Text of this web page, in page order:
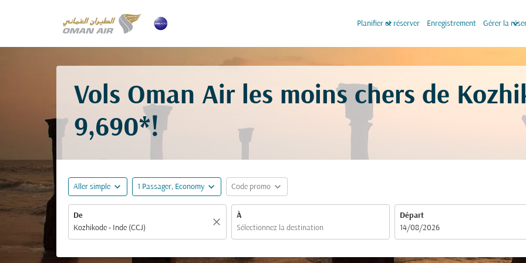
Planifier et réserver
keyboard_arrow_down Enregistrement Gérer la keyboard_arrow_down
Vols Oman Air les moins chers de
9,690*!
Aller simple expand_more 1 Passager, Economy expand_more Code promo expand_more
De
close
À
Départ
fc-booking-departure-date-aria-label
14/08/2026